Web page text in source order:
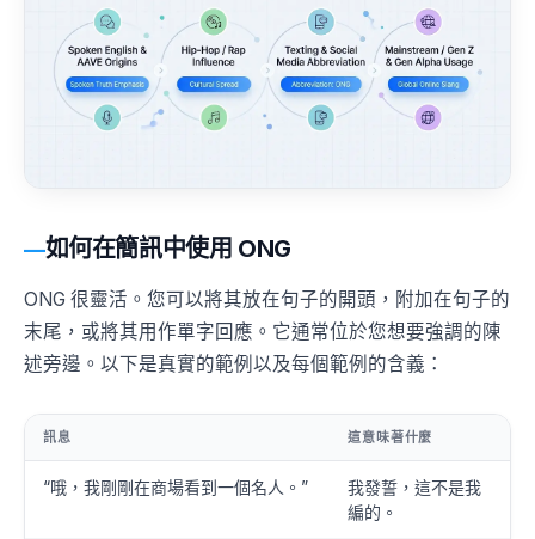
如何在簡訊中使用 ONG
ONG 很靈活。您可以將其放在句子的開頭，附加在句子的
末尾，或將其用作單字回應。它通常位於您想要強調的陳
述旁邊。以下是真實的範例以及每個範例的含義：
訊息 這意味著什麼
“哦，我剛剛在商場看到一個名人。”
我發誓，這不是我
編的。